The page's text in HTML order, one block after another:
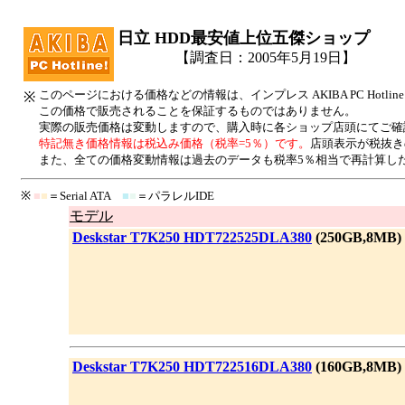
日立 HDD最安値上位五傑ショップ
【調査日：2005年5月19日】
※ このページにおける価格などの情報は、インプレス AKIBA PC
この価格で販売されることを保証するものではありません。
実際の販売価格は変動しますので、購入時に各ショップ店頭にてご
特記無き価格情報は税込み価格（税率=5％）です。 店頭表示が税抜
また、全ての価格変動情報は過去のデータも税率5％相当で再計算し
※ ■■ ＝Serial ATA ■ ＝パラレルIDE
モデル
Deskstar T7K250 HDT722525DLA380 (250GB,8MB)
Deskstar T7K250 HDT722516DLA380 (160GB,8MB)